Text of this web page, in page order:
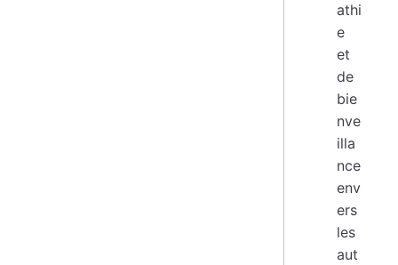
athi
e
et
de
bie
nve
illa
nce
env
ers
les
aut